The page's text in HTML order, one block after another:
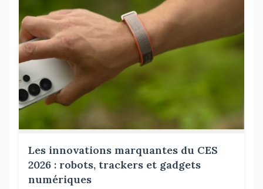
Les innovations marquantes du CES
2026 : robots, trackers et gadgets
numériques